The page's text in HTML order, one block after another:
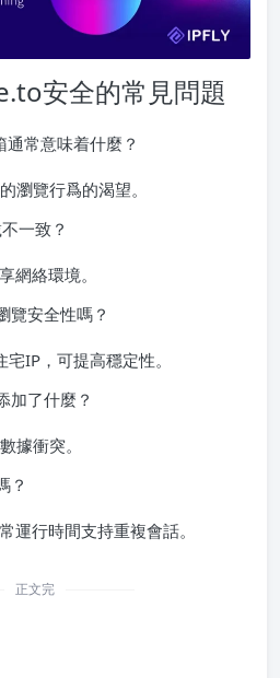
安全的常見問題
常意味着什麼？
瀏覽行爲的渴望。
一致？
網絡環境。
覽安全性嗎？
IP，可提高穩定性。
加了什麼？
據衝突。
？
運行時間支持重複會話。
正文完